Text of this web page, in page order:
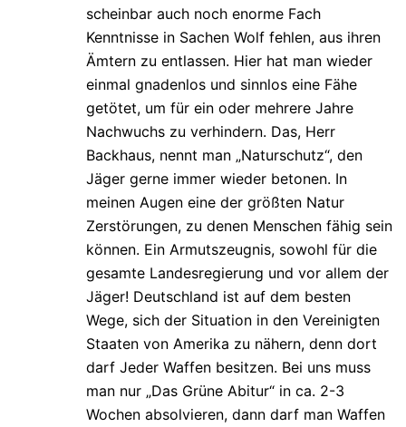
scheinbar auch noch enorme Fach
Kenntnisse in Sachen Wolf fehlen, aus ihren
Ämtern zu entlassen. Hier hat man wieder
einmal gnadenlos und sinnlos eine Fähe
getötet, um für ein oder mehrere Jahre
Nachwuchs zu verhindern. Das, Herr
Backhaus, nennt man „Naturschutz“, den
Jäger gerne immer wieder betonen. In
meinen Augen eine der größten Natur
Zerstörungen, zu denen Menschen fähig sein
können. Ein Armutszeugnis, sowohl für die
gesamte Landesregierung und vor allem der
Jäger! Deutschland ist auf dem besten
Wege, sich der Situation in den Vereinigten
Staaten von Amerika zu nähern, denn dort
darf Jeder Waffen besitzen. Bei uns muss
man nur „Das Grüne Abitur“ in ca. 2-3
Wochen absolvieren, dann darf man Waffen